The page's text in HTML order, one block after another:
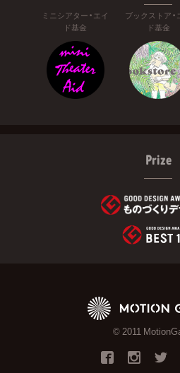
ミニシアター・エイ
ド基金
ブックストア・
ド基金
Prize
© 2011